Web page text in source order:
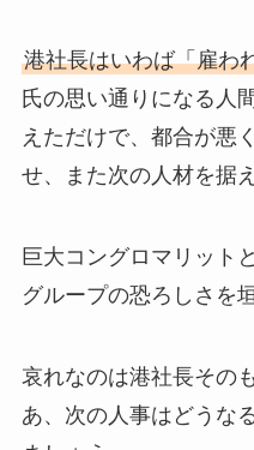
港社長はいわば「雇わ
氏の思い通りになる人
えただけで、都合が悪
せ、また次の人材を据
巨大コングロマリット
グループの恐ろしさを
哀れなのは港社長その
あ、次の人事はどうな